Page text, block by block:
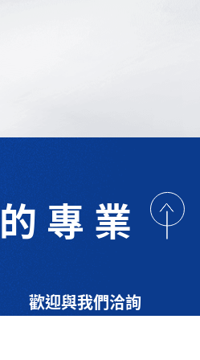
專業
歡迎與我們洽詢